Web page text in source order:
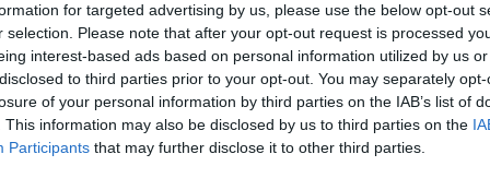
for targeted advertising by us, please use the below opt-out
selection. Please note that after your opt-out request is processed
interest-based ads based on personal information utilized by us
to third parties prior to your opt-out. You may separately
of your personal information by third parties on the IAB’s list of
This information may also be disclosed by us to third parties on the
Participants that may further disclose it to other third parties.
A világ talán legrangosabb filmes
rendezvényét, a Cannes-i
Filmfesztivált 2024-ben május 14. és
2024. OKTÓBER 14. ● HAMU ÉS GYÉMÁNT
5 kihagyhatatlan film, ami
sztárrendezőktől érkezik